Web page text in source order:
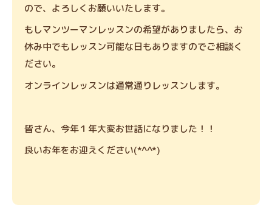
ので、よろしくお願いいたします。
もしマンツーマンレッスンの希望がありましたら、お
休み中でもレッスン可能な日もありますのでご相談く
ださい。
オンラインレッスンは通常通りレッスンします。
皆さん、今年１年大変お世話になりました！！
良いお年をお迎えください(*^^*)